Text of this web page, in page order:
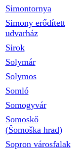
Simontornya
Simony erődített
udvarház
Sirok
Solymár
Solymos
Somló
Somogyvár
Somoskő
(Šomoška hrad)
Sopron városfalak